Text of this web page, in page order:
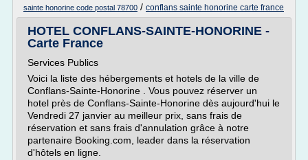
sainte honorine code postal 78700 / conflans sainte honorine carte france
HOTEL CONFLANS-SAINTE-HONORINE -
Carte France
Services Publics
Voici la liste des hébergements et hotels de la ville de
Conflans-Sainte-Honorine . Vous pouvez réserver un
hotel près de Conflans-Sainte-Honorine dès aujourd'hui le
Vendredi 27 janvier au meilleur prix, sans frais de
réservation et sans frais d'annulation grâce à notre
partenaire Booking.com, leader dans la réservation
d'hôtels en ligne.